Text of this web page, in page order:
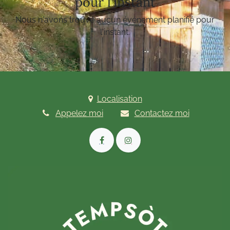
Nous n'avons trouvé aucun événement planifié pour
l'instant.
Localisation
Appelez moi
Contactez moi